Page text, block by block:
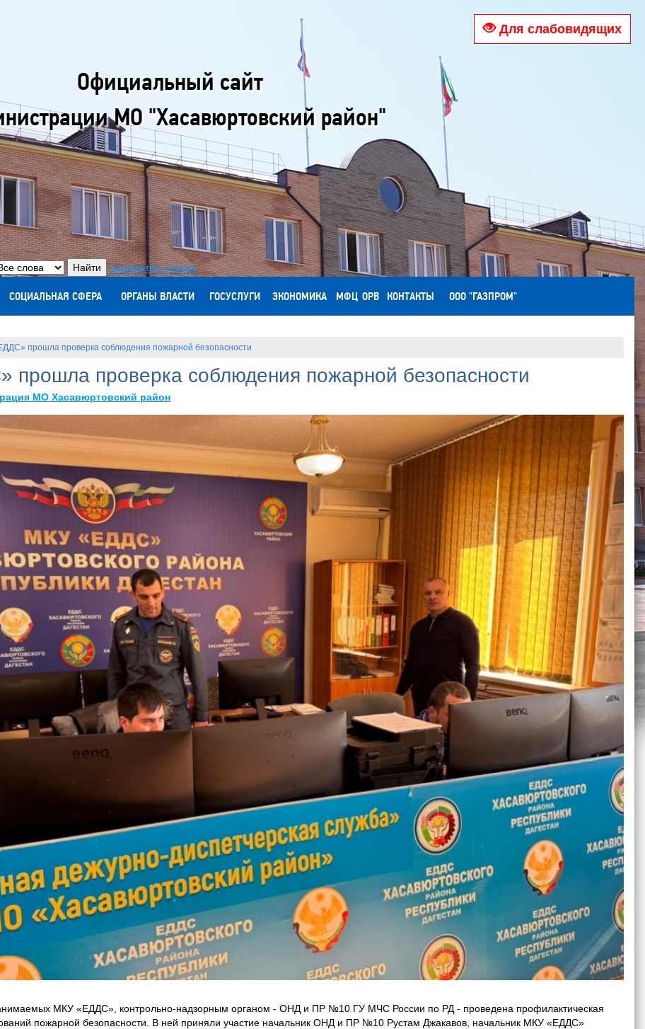
Для слабовидящих
Официальный сайт
МО "Хасавюртовский район"
параметры поиска
СОЦИАЛЬНАЯ СФЕРА ОРГАНЫ ВЛАСТИ ГОСУСЛУГИ ЭКОНОМИКА МФЦ ОРВ КОНТАКТЫ ООО "ГАЗПРОМ"
прошла проверка соблюдения пожарной безопасности
проверка соблюдения пожарной безопасности
МО Хасавюртовский район
МКУ «ЕДДС», контрольно-надзорным органом - ОНД и ПР №10 ГУ МЧС России по РД - проведена профилактическая
пожарной безопасности. В ней приняли участие начальник ОНД и ПР №10 Рустам Джакавов, начальник МКУ «ЕДДС»